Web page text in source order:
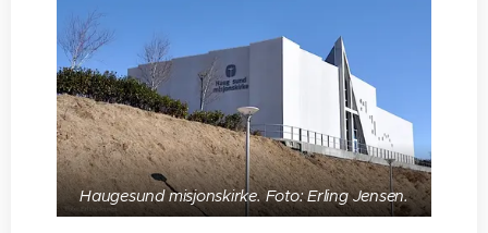
Haugesund misjonskirke. Foto: Erling Jensen.